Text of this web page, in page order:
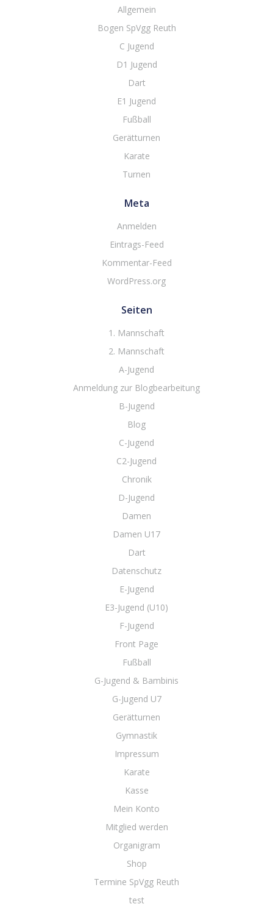
Allgemein
Bogen SpVgg Reuth
C Jugend
D1 Jugend
Dart
E1 Jugend
Fußball
Gerätturnen
Karate
Turnen
Meta
Anmelden
Eintrags-Feed
Kommentar-Feed
WordPress.org
Seiten
1. Mannschaft
2. Mannschaft
A-Jugend
Anmeldung zur Blogbearbeitung
B-Jugend
Blog
C-Jugend
C2-Jugend
Chronik
D-Jugend
Damen
Damen U17
Dart
Datenschutz
E-Jugend
E3-Jugend (U10)
F-Jugend
Front Page
Fußball
G-Jugend & Bambinis
G-Jugend U7
Gerätturnen
Gymnastik
Impressum
Karate
Kasse
Mein Konto
Mitglied werden
Organigram
Shop
Termine SpVgg Reuth
test